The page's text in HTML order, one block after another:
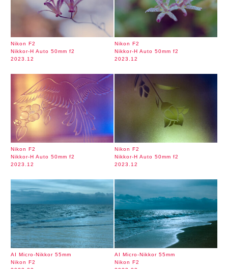
Nikon F2
Nikkor-H Auto 50mm f2
2023.12
Nikon F2
Nikkor-H Auto 50mm f2
2023.12
Nikon F2
Nikkor-H Auto 50mm f2
2023.12
Nikon F2
Nikkor-H Auto 50mm f2
2023.12
AI Micro-Nikkor 55mm
Nikon F2
AI Micro-Nikkor 55mm
Nikon F2